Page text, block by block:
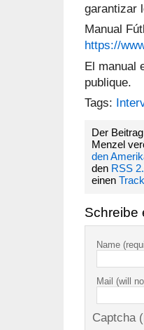
garantizar
Manual
https://
El manual
publique.
Tags:
Der
Menzel
den
den RSS
einen
Schreibe
Name
Mail (will
Captcha